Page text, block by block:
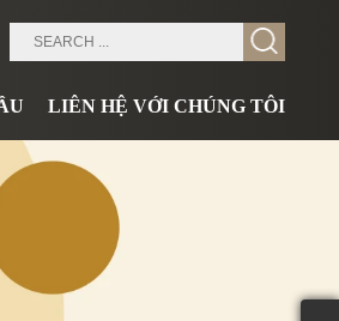
LIÊN HỆ VỚI CHÚNG TÔI